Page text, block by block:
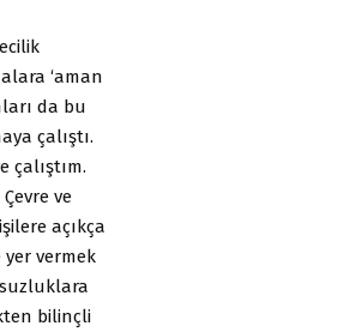
‘aman
da bu
çalıştı.
çalıştım.
ve
açıkça
vermek
bilinçli